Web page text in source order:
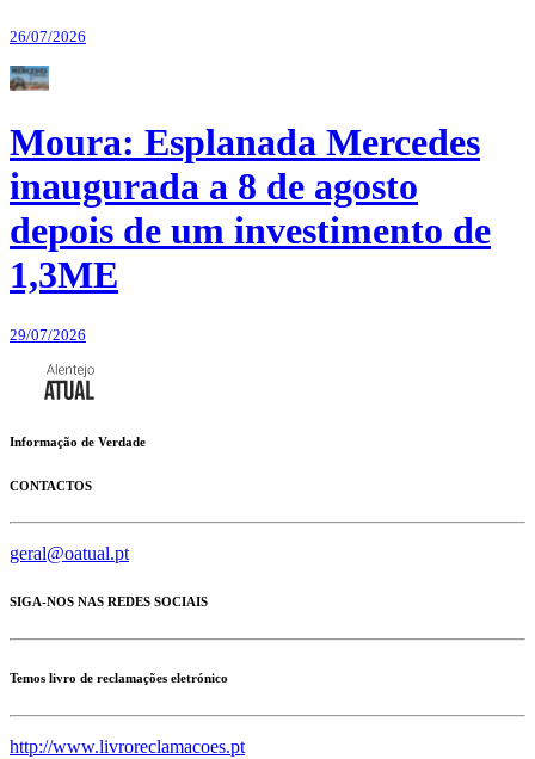
26/07/2026
Moura: Esplanada Mercedes
inaugurada a 8 de agosto
depois de um investimento de
1,3ME
29/07/2026
Informação de Verdade
CONTACTOS
geral@oatual.pt
SIGA-NOS NAS REDES SOCIAIS
Temos livro de reclamações eletrónico
http://www.livroreclamacoes.pt